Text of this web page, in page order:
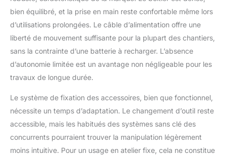
jusqu'à 22000opm
avec un angle
outil polyvalent peut
effectuer de nombreux
travaux de coupe et de
gâchette à vitesse
variable pour adapter la
vitesse au matériau
ERGONOMIE : Grâce à
son système de
changement rapide,
bien équilibré, et la prise en main reste confortable même lors
d’utilisations prolongées. Le câble d’alimentation offre une
liberté de mouvement suffisante pour la plupart des chantiers,
sans la contrainte d’une batterie à recharger. L’absence
d’autonomie limitée est un avantage non négligeable pour les
travaux de longue durée.
Le système de fixation des accessoires, bien que fonctionnel,
nécessite un temps d’adaptation. Le changement d’outil reste
accessible, mais les habitués des systèmes sans clé des
concurrents pourraient trouver la manipulation légèrement
moins intuitive. Pour un usage en atelier fixe, cela ne constitue